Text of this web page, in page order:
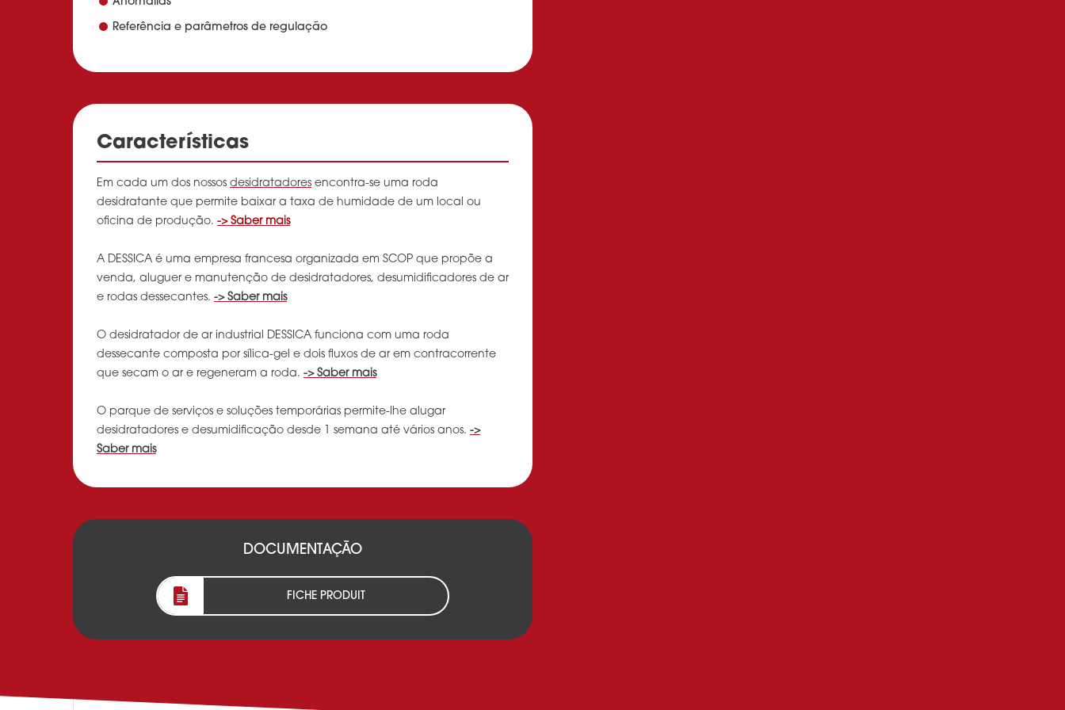
Referência e parâmetros de regulação
Características
Em cada um dos nossos desidratadores encontra-se uma roda
desidratante que permite baixar a taxa de humidade de um local ou
oficina de produção. -> Saber mais
A DESSICA é uma empresa francesa organizada em SCOP que propõe a
venda, aluguer e manutenção de desidratadores, desumidificadores de ar
e rodas dessecantes. -> Saber mais
O desidratador de ar industrial DESSICA funciona com uma roda
dessecante composta por sílica-gel e dois fluxos de ar em contracorrente
que secam o ar e regeneram a roda. -> Saber mais
O parque de serviços e soluções temporárias permite-lhe alugar
desidratadores e desumidificação desde 1 semana até vários anos. ->
Saber mais
DOCUMENTAÇÃO
FICHE PRODUIT